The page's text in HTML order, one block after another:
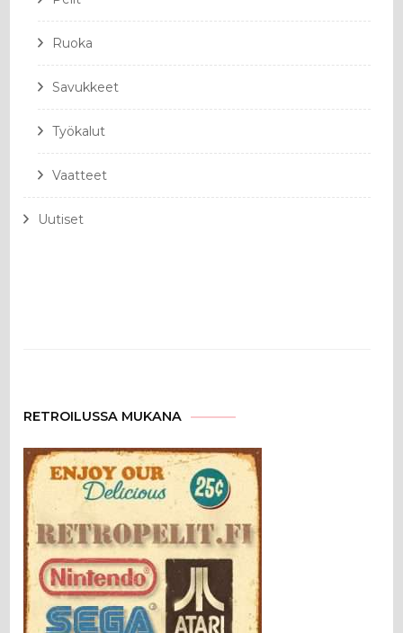
Ruoka
Savukkeet
Työkalut
Vaatteet
Uutiset
RETROILUSSA MUKANA